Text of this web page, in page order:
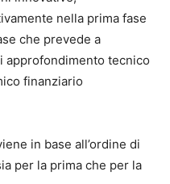
nella prima fase
che prevede a
approfondimento tecnico
finanziario
in base all’ordine di
per la prima che per la